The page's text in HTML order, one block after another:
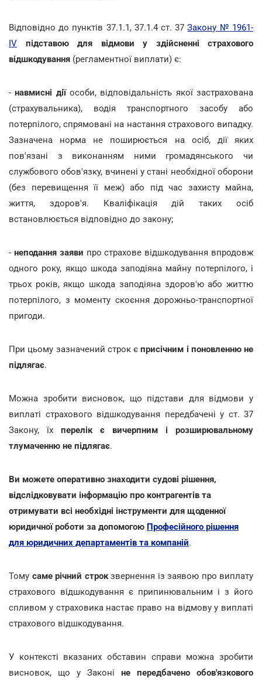
Відповідно до пунктів 37.1.1, 37.1.4 ст. 37Закону № 1961-
IV підставою для відмови у здійсненні страхового
відшкодування (регламентної виплати) є:
-навмисні діїособи, відповідальність якої застрахована
(страхувальника), водія транспортного засобу або
потерпілого, спрямовані на настання страхового випадку.
Зазначена норма не поширюється на осіб, дії яких
пов'язані з виконанням ними громадянського чи
службового обов'язку, вчинені у стані необхідної оборони
(без перевищення її меж) або під час захисту майна,
життя, здоров'я. Кваліфікація дій таких осіб
встановлюється відповідно до закону;
- неподання заяви про страхове відшкодування впродовж
одного року, якщо шкода заподіяна майну потерпілого, і
трьох років, якщо шкода заподіяна здоров'ю або життю
потерпілого, з моменту скоєння дорожньо-транспортної
пригоди.
При цьому зазначений строк єприсічним і поновленню не
підлягає.
Можна зробити висновок, що підстави для відмови у
виплаті страхового відшкодування передбачені у ст. 37
Закону, їх перелік є вичерпним і розширювальному
тлумаченню не підлягає.
Ви можете оперативно знаходити судові рішення,
відслідковувати інформацію про контрагентів та
отримувати всі необхідні інструменти для щоденної
юридичної роботи за допомогою Професійного рішення
для юридичних департаментів та компаній.
Тому саме річний строкзвернення із заявою про виплату
страхового відшкодування є припинювальним і з його
спливом у страховика настає право на відмову у виплаті
страхового відшкодування.
У контексті вказаних обставин справи можна зробити
висновок, що у Законі не передбачено обов'язкового